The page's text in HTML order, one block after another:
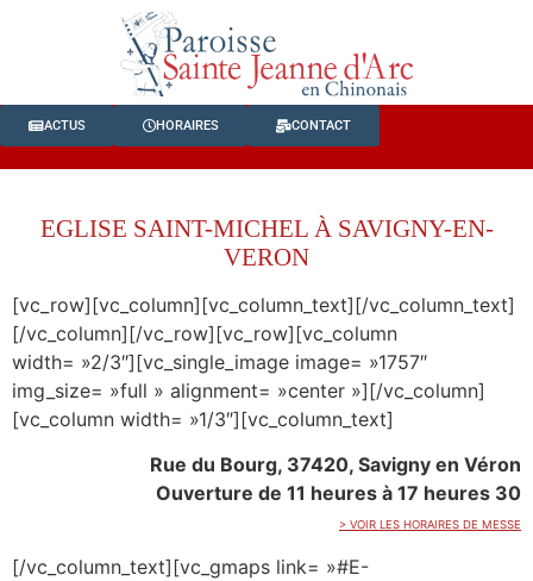
ACTUS HORAIRES CONTACT
EGLISE SAINT-MICHEL À SAVIGNY-EN-
VERON
[vc_row][vc_column][vc_column_text][/vc_column_text]
[/vc_column][/vc_row][vc_row][vc_column
width= »2/3″][vc_single_image image= »1757″
img_size= »full » alignment= »center »][/vc_column]
[vc_column width= »1/3″][vc_column_text]
Rue du Bourg, 37420, Savigny en Véron
Ouverture de 11 heures à 17 heures 30
> VOIR LES HORAIRES DE MESSE
[/vc_column_text][vc_gmaps link= »#E-